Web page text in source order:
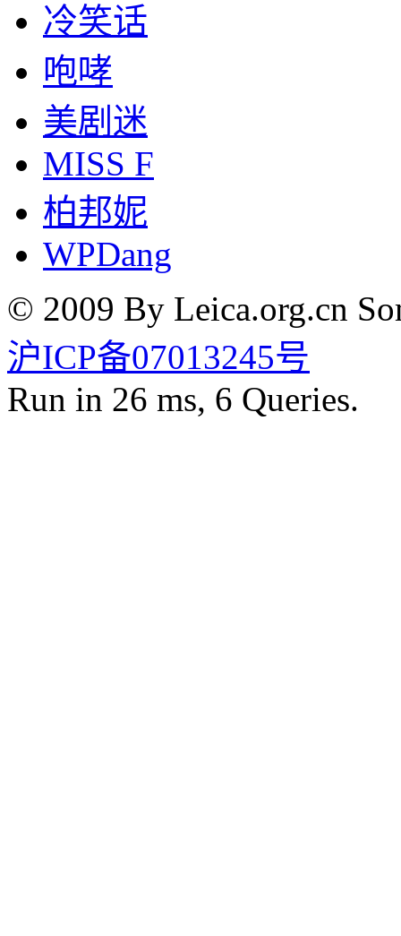
冷笑话
咆哮
美剧迷
MISS F
柏邦妮
WPDang
© 2009 By Leica.org.cn
沪ICP备07013245号
Run in 26 ms, 6 Queries.